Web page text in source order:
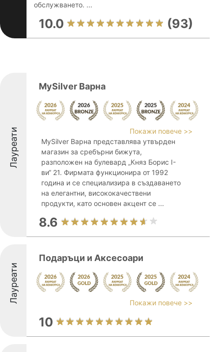
обслужването. ...
10.0 (93)
Лауреати
MySilver Варна
Покажи повече >>
MySilver Варна представлява утвърден
магазин за сребърни бижута,
разположен на булевард „Княз Борис I-
ви“ 21. Фирмата функционира от 1992
година и се специализира в създаването
на елегантни, висококачествени
продукти, като основен акцент се ...
8.6
Лауреати
Подаръци и Аксесоари
Покажи повече >>
10